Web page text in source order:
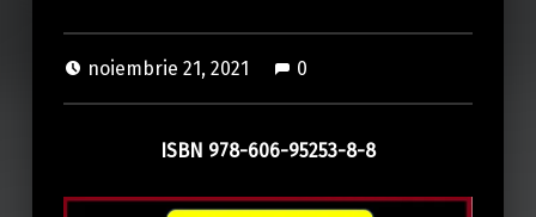
noiembrie 21, 2021 0
ISBN 978-606-95253-8-8